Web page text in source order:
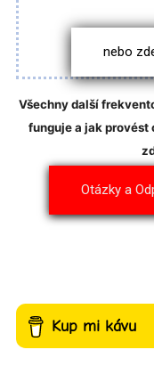
nebo
Všechny další
funguje a jak provést
Otázky a